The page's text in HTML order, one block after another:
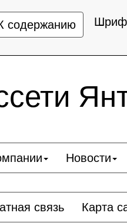
содержанию
Новости
связь Карта